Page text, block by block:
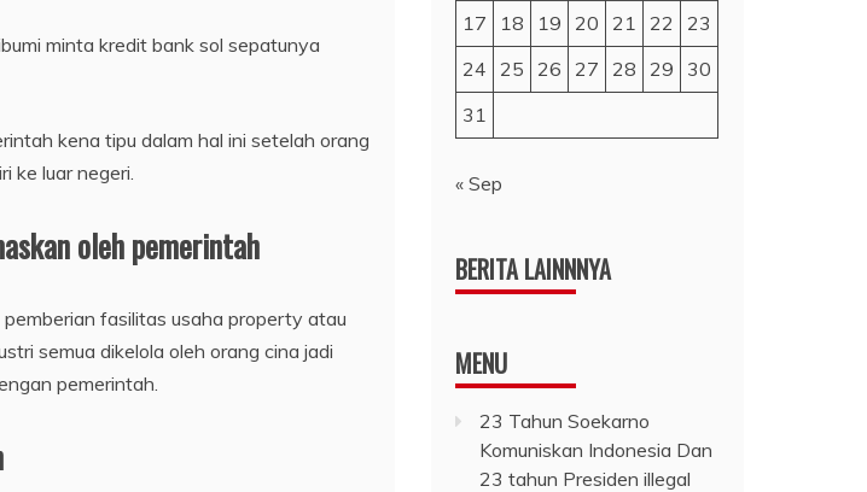
minta kredit bank sol sepatunya
kena tipu dalam hal ini setelah orang
ke luar negeri.
oleh pemerintah
fasilitas usaha property atau
semua dikelola oleh orang cina jadi
pemerintah.
17
18 19 20 21 22
23
24
25 26 27 28 29
30
31
« Sep
BERITA LAINNNYA
MENU
23 Tahun Soekarno
Komuniskan Indonesia Dan
23 tahun Presiden illegal